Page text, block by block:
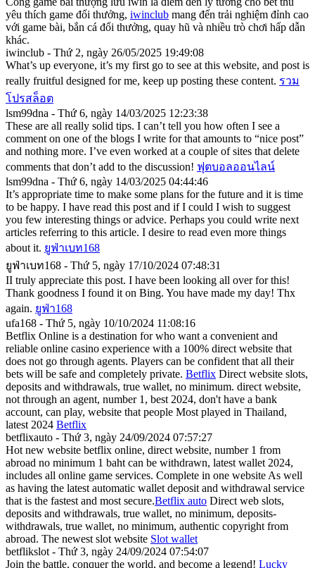
yêu thích game đổi thưởng, iwinclub mang đến trải nghiệm đỉnh cao
với game bài, bắn cá đổi thưởng, quay hũ và nhiều trò chơi hấp dẫn
khác.
iwinclub - Thứ 2, ngày 26/05/2025 19:49:08
What’s up everyone, it’s my first go to see at this website, and post is
really fruitful designed for me, keep up posting these content. รวม
โปรสล็อต
lsm99dna - Thứ 6, ngày 14/03/2025 12:23:38
These are all really solid tips. I can’t tell you how often I see a
comment on one of the blogs I write for that amounts to “nice post”
and nothing more. I’ve even worked at a couple of sites that delete
comments that don’t add to the discussion! ฟุตบอลออนไลน์
lsm99dna - Thứ 6, ngày 14/03/2025 04:44:46
It’s appropriate time to make some plans for the future and it is time
to be happy. I have read this post and if I could I wish to suggest
you few interesting things or advice. Perhaps you could write next
articles referring to this article. I desire to read even more things
about it. ยูฟ่าเบท168
ยูฟ่าเบท168 - Thứ 5, ngày 17/10/2024 07:48:31
II truly appreciate this post. I have been looking all over for this!
Thank goodness I found it on Bing. You have made my day! Thx
again. ยูฟ่า168
ufa168 - Thứ 5, ngày 10/10/2024 11:08:16
Betflix Online is a destination for who want a convenient and
reliable online casino experience with a 100% direct website that
does not go through agents. Players can be confident that all their
bets will be safe and completely private. Betflix Direct website slots,
deposits and withdrawals, true wallet, no minimum. direct website,
not through an agent, number 1, best 2024, don't have a bank
account, can play, website that people Most played in Thailand,
latest 2024 Betflix
betflixauto - Thứ 3, ngày 24/09/2024 07:57:27
Hot new website betflix online, direct website, number 1 from
abroad no minimum 1 baht can be withdrawn, latest wallet 2024,
includes all online game services. Complete in one website As well
as having the latest automatic wallet deposit and withdrawal service
that is the fastest and most secure.Betflix auto Direct web slots,
deposits and withdrawals, true wallet, no minimum, deposits-
withdrawals, true wallet, no minimum, authentic copyright from
abroad. The newest slot website Slot wallet
betflikslot - Thứ 3, ngày 24/09/2024 07:54:07
Join the battle, conquer the world, and become a legend! Lucky